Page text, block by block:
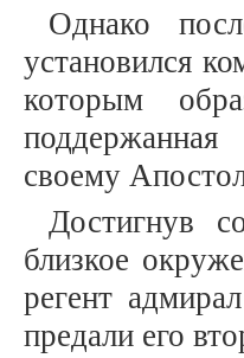
Однако
установился
которым
своему
Достигнув
близкое
регент
предали его